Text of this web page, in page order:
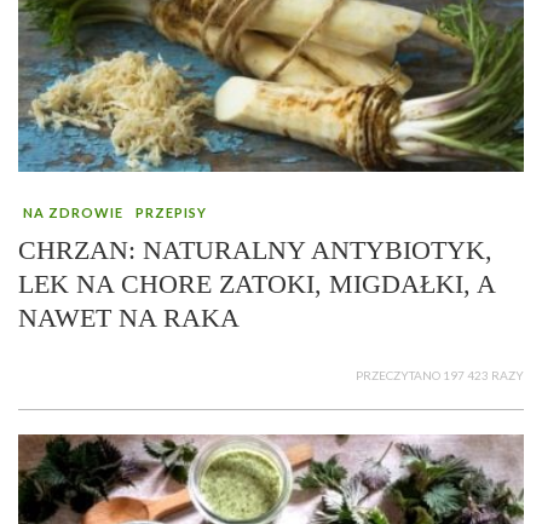
NA ZDROWIE PRZEPISY
CHRZAN: NATURALNY ANTYBIOTYK,
LEK NA CHORE ZATOKI, MIGDAŁKI, A
NAWET NA RAKA
PRZECZYTANO 197 423 RAZY